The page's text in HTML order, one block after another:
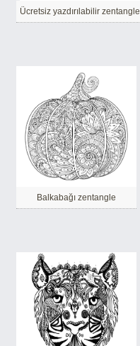
Ücretsiz yazdırılabilir zentangle
Balkabağı zentangle